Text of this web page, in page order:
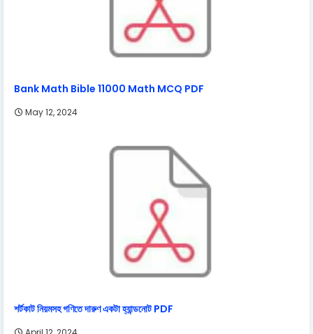
Bank Math Bible 11000 Math MCQ PDF
May 12, 2024
শর্টকাট নিয়মসহ গণিতে দারুণ একটা হ্যান্ডনোট PDF